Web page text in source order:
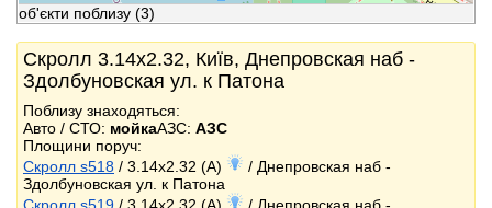
об'єкти поблизу (3)
Скролл 3.14x2.32, Київ, Днепровская наб -
Здолбуновская ул. к Патона
Поблизу знаходяться:
Авто / СТО: мойкаАЗС: АЗС
Площини поруч:
Скролл s518 / 3.14x2.32 (A)
/ Днепровская наб -
Здолбуновская ул. к Патона